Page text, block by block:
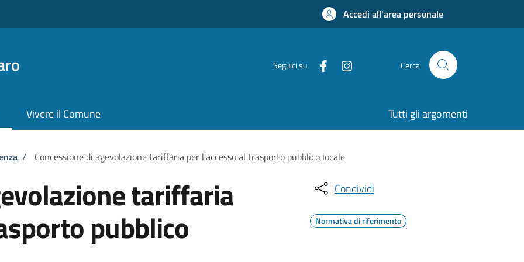
Accedi all'area personale
Seguici su Cerca
Vivere il Comune Tutti gli argomenti
/ Concessione di agevolazione tariffaria per l'accesso al trasporto pubblico locale
tariffaria
pubblico
Condividi
Normativa di riferimento